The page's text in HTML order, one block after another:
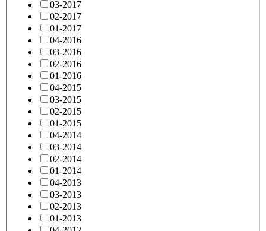
03-2017
02-2017
01-2017
04-2016
03-2016
02-2016
01-2016
04-2015
03-2015
02-2015
01-2015
04-2014
03-2014
02-2014
01-2014
04-2013
03-2013
02-2013
01-2013